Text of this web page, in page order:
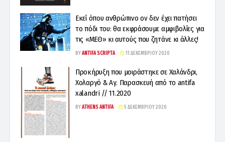
Εκεί όπου ανθρώπινο ον δεν έχει πατήσει
το πόδι του: θα εκφράσουμε αμφιβολίες για
τις «ΜΕΘ» κι αυτούς που ζητάνε κι άλλες!
BYANTIFA SCRIPTA 11 ΔΕΚΕΜΒΡΊΟΥ 2020
Προκήρυξη που μοιράστηκε σε Χαλάνδρι,
Χολαργό & Αγ. Παρασκευή από το antifa
xalandri // 11.2020
BYATHENS ANTIFA 5 ΔΕΚΕΜΒΡΊΟΥ 2020